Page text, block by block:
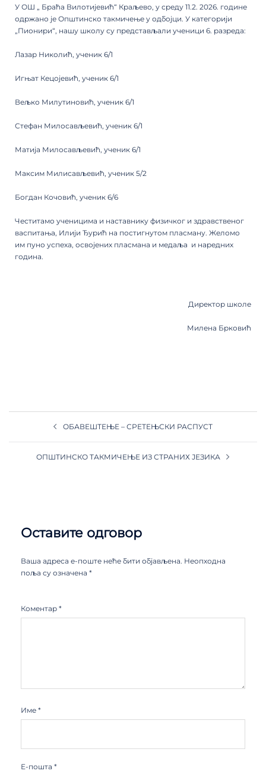
У ОШ „ Браћа Вилотијевић“ Краљево, у среду 11.2. 2026. године
одржано је Општинско такмичење у одбојци. У категорији
„Пионири“, нашу школу су представљали ученици 6. разреда:
Лазар Николић, ученик 6/1
Игњат Кецојевић, ученик 6/1
Вељко Милутиновић, ученик 6/1
Стефан Милосављевић, ученик 6/1
Матија Милосављевић, ученик 6/1
Максим Милисављевић, ученик 5/2
Богдан Кочовић, ученик 6/6
Честитамо ученицима и наставнику физичког и здравственог
васпитања, Илији Ђурић на постигнутом пласману. Желомо
им пуно успеха, освојених пласмана и медаља и наредних
година.
Директор школе
Милена Брковић
ОБАВЕШТЕЊЕ – СРЕТЕЊСКИ РАСПУСТ
ОПШТИНСКО ТАКМИЧЕЊЕ ИЗ СТРАНИХ ЈЕЗИКА
Оставите одговор
Ваша адреса е-поште неће бити објављена. Неопходна
поља су означена *
Коментар *
Име *
Е-пошта *